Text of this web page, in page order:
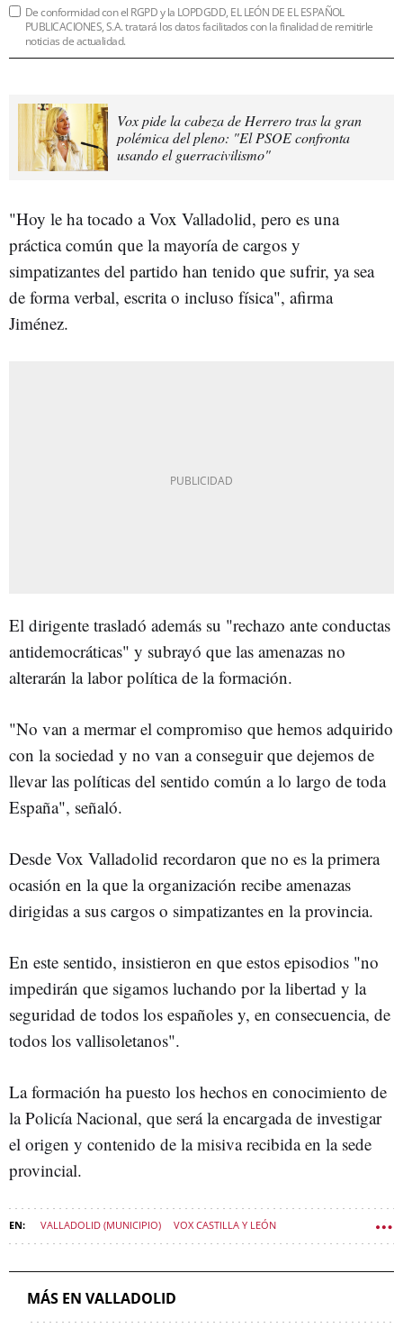
De conformidad con el RGPD y la LOPDGDD, EL LEÓN DE EL ESPAÑOL
PUBLICACIONES, S.A. tratará los datos facilitados con la finalidad de remitirle
noticias de actualidad.
Vox pide la cabeza de Herrero tras la gran
polémica del pleno: "El PSOE confronta
usando el guerracivilismo"
"Hoy le ha tocado a Vox Valladolid, pero es una
práctica común que la mayoría de cargos y
simpatizantes del partido han tenido que sufrir, ya sea
de forma verbal, escrita o incluso física", afirma
Jiménez.
El dirigente trasladó además su "rechazo ante conductas
antidemocráticas" y subrayó que las amenazas no
alterarán la labor política de la formación.
"No van a mermar el compromiso que hemos adquirido
con la sociedad y no van a conseguir que dejemos de
llevar las políticas del sentido común a lo largo de toda
España", señaló.
Desde Vox Valladolid recordaron que no es la primera
ocasión en la que la organización recibe amenazas
dirigidas a sus cargos o simpatizantes en la provincia.
En este sentido, insistieron en que estos episodios "no
impedirán que sigamos luchando por la libertad y la
seguridad de todos los españoles y, en consecuencia, de
todos los vallisoletanos".
La formación ha puesto los hechos en conocimiento de
la Policía Nacional, que será la encargada de investigar
el origen y contenido de la misiva recibida en la sede
provincial.
VALLADOLID (MUNICIPIO) VOX CASTILLA Y LEÓN
MÁS EN VALLADOLID